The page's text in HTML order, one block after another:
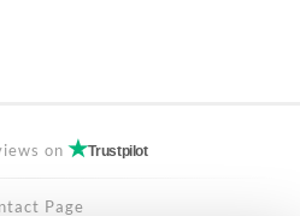
on Trustpilot
Page